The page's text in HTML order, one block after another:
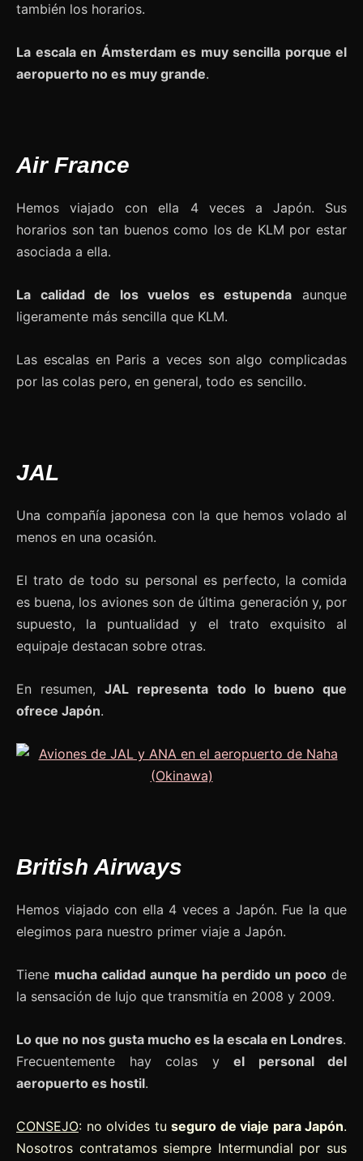
también los horarios.
La escala en Ámsterdam es muy sencilla porque el
aeropuerto no es muy grande.
Air France
Hemos viajado con ella 4 veces a Japón. Sus
horarios son tan buenos como los de KLM por estar
asociada a ella.
La calidad de los vuelos es estupenda aunque
ligeramente más sencilla que KLM.
Las escalas en Paris a veces son algo complicadas
por las colas pero, en general, todo es sencillo.
JAL
Una compañía japonesa con la que hemos volado al
menos en una ocasión.
El trato de todo su personal es perfecto, la comida
es buena, los aviones son de última generación y, por
supuesto, la puntualidad y el trato exquisito al
equipaje destacan sobre otras.
En resumen,JAL representa todo lo bueno que
ofrece Japón.
British Airways
Hemos viajado con ella 4 veces a Japón. Fue la que
elegimos para nuestro primer viaje a Japón.
Tiene mucha calidad aunque ha perdido un poco de
la sensación de lujo que transmitía en 2008 y 2009.
Lo que no nos gusta mucho es la escala en Londres.
Frecuentemente hay colas y el personal del
aeropuerto es hostil.
CONSEJO: no olvides tu seguro de viaje para Japón.
Nosotros contratamos siempre Intermundial por sus